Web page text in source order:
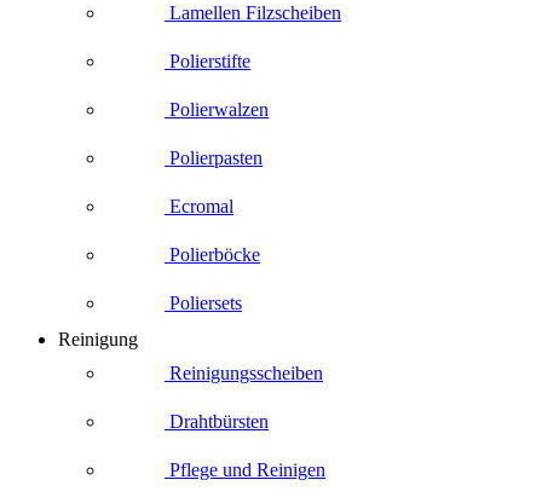
Lamellen Filzscheiben
Polierstifte
Polierwalzen
Polierpasten
Ecromal
Polierböcke
Poliersets
Reinigung
Reinigungsscheiben
Drahtbürsten
Pflege und Reinigen